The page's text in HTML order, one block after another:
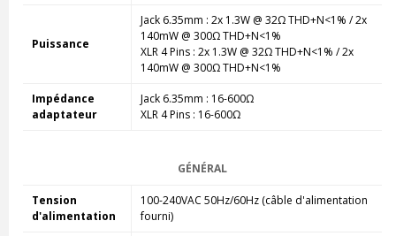
Puissance
Jack 6.35mm : 2x 1.3W @ 32Ω THD+N<1% / 2x
140mW @ 300Ω THD+N<1%
XLR 4 Pins : 2x 1.3W @ 32Ω THD+N<1% / 2x
140mW @ 300Ω THD+N<1%
Impédance
adaptateur
Jack 6.35mm : 16-600Ω
XLR 4 Pins : 16-600Ω
GÉNÉRAL
Tension
d'alimentation
100-240VAC 50Hz/60Hz (câble d'alimentation
fourni)